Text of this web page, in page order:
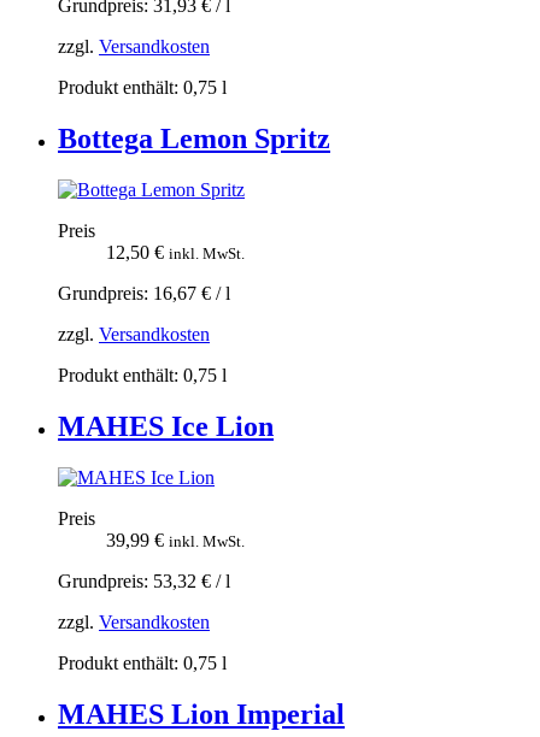
Grundpreis: 31,93 € /
zzgl. Versandkosten
Produkt enthält: 0,75 l
Bottega Lemon Spritz
Preis
12,50 € inkl. MwSt.
Grundpreis: 16,67 € /l
zzgl. Versandkosten
Produkt enthält: 0,75 l
MAHES Ice Lion
Preis
39,99 € inkl. MwSt.
Grundpreis: 53,32 € /l
zzgl. Versandkosten
Produkt enthält: 0,75 l
MAHES Lion Imperial